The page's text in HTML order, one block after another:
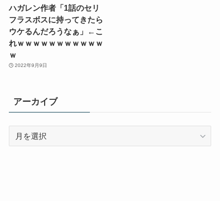
ハガレン作者「1話のセリ
フラスボスに持ってきたら
ウケるんだろうなぁ」←こ
れｗｗｗｗｗｗｗｗｗｗｗ
ｗ
2022年9月9日
アーカイブ